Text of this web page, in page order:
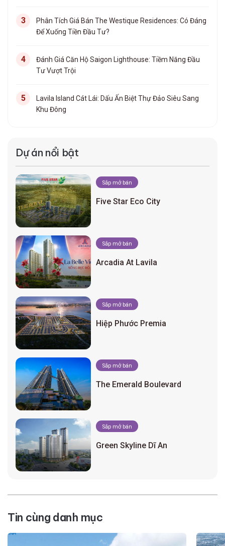
Phân Tích Giá Bán The Westique Residences: Có Đáng
Để Xuống Tiền Đầu Tư?
Đánh Giá Căn Hộ Saigon Lighthouse: Tiềm Năng Đầu
Tư Vượt Trội
Lavila Island Cát Lái: Dấu Ấn Biệt Thự Đảo Siêu Sang
Khu Đông
Dự án nổi bật
Sắp mở bán
Five Star Eco City
Sắp mở bán
Arcadia At Lavila
Sắp mở bán
Hiệp Phước Premia
Sắp mở bán
The Emerald Boulevard
Sắp mở bán
Green Skyline Dĩ An
Tin cùng danh mục